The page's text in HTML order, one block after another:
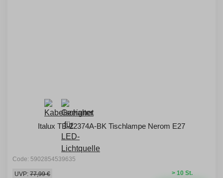
Italux TB-22374A-BK Tischlampe Nerom E27
Code: 5902854539635
> 10 St.
UVP: 77,99 €